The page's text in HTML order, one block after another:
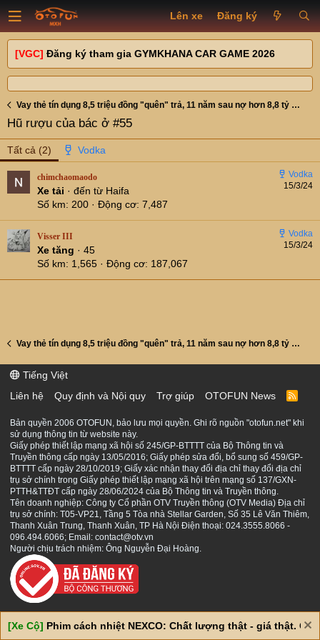
Lên xe Đăng ký
[VGC] Đăng ký tham gia GYMKHANA CAR GAME 2026
Vay thẻ tín dụng 8,5 triệu đồng "quên" trả, 11 năm sau nợ hơn 8,8 tỷ đồng
Hũ rượu của bác ở #55
Tất cả (2)
15/3/24
chimchaomaodo
Xe tải · đến từ Haifa
Số km 200 Động cơ 7,487
15/3/24
Visser III
Xe tăng · 45
Số km
1,565 Động cơ 187,067
Vay thẻ tín dụng 8,5 triệu đồng "quên" trả, 11 năm sau nợ hơn 8,8 tỷ đồng
Tiếng Việt
Liên hệ
Quy định và Nội quy Trợ giúp OTOFUN News
R
S
Bản quyền 2006 OTOFUN, bảo lưu mọi quyền. Ghi rõ nguồn "otofun.net" khi
sử dụng thông tin từ website này.
Giấy phép thiết lập mạng xã hội số 245/GP-BTTTT của Bộ Thông tin và
Truyền thông cấp ngày 13/05/2016; Giấy phép sửa đổi, bổ sung số 459/GP-
BTTTT cấp ngày 28/10/2019; Giấy xác nhận thay đổi địa chỉ thay đổi địa chỉ
trụ sở chính trong Giấy phép thiết lập mạng xã hội trên mạng số 137/GXN-
PTTH&TTĐT cấp ngày 28/06/2024 của Bộ Thông tin và Truyền thông.
Tên doanh nghiệp: Công ty Cổ phần OTV Truyền thông (OTV Media) Địa chỉ
trụ sở chính: T05-VP21, Tầng 5 Tòa nhà Stellar Garden, Số 35 Lê Văn Thiêm,
Thanh Xuân Trung, Thanh Xuân, TP Hà Nội Điện thoại: 024.3555.8066 -
096.494.6066; Email: contact@otv.vn
Người chịu trách nhiệm: Ông Nguyễn Đại Hoàng.
[Xe Cộ] Phim cách nhiệt NEXCO: Chất lượng thật - giá thật. Giá